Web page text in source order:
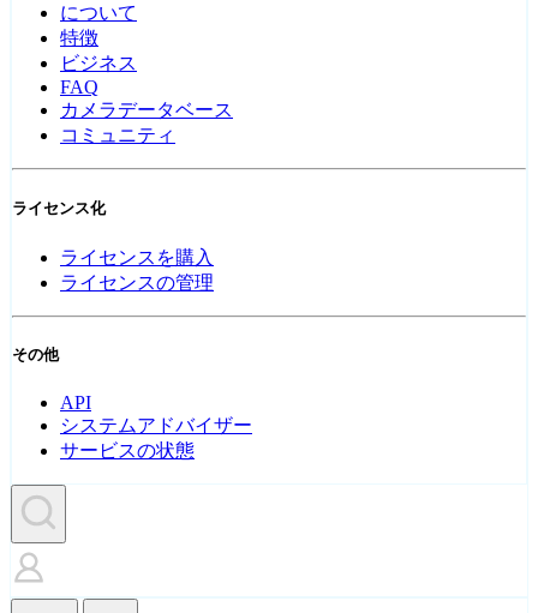
について
特徴
ビジネス
FAQ
カメラデータベース
コミュニティ
ライセンス化
ライセンスを購入
ライセンスの管理
その他
API
システムアドバイザー
サービスの状態